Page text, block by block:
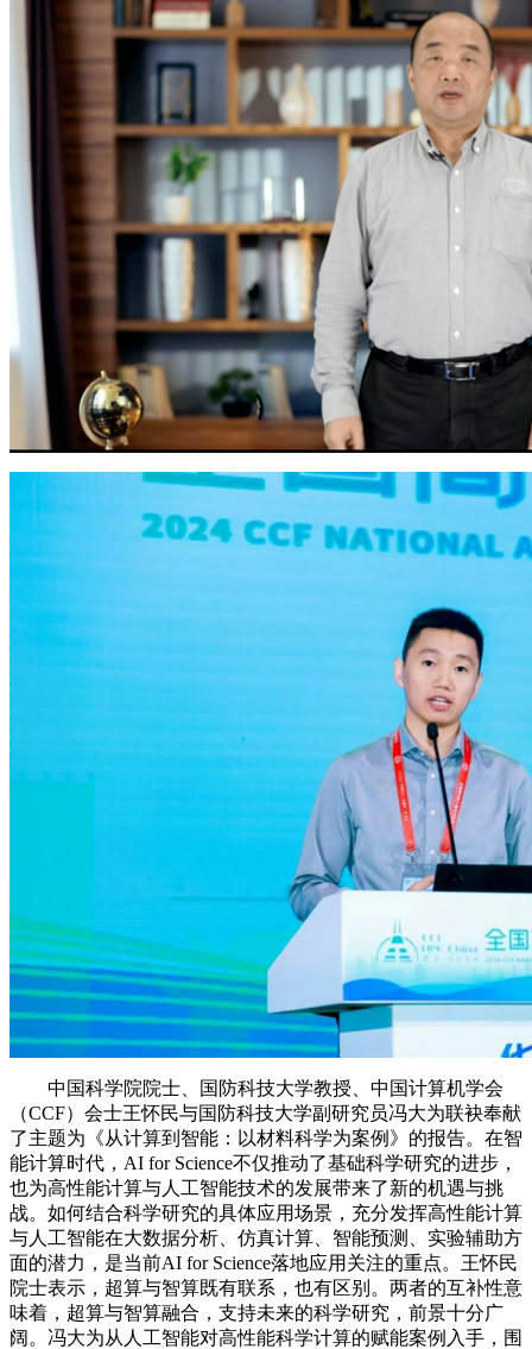
中国科学院院士、国防科技大学教授、中国计算机学会
（CCF）会士王怀民与国防科技大学副研究员冯大为联袂奉献
了主题为《从计算到智能：以材料科学为案例》的报告。在智
能计算时代，AI for Science不仅推动了基础科学研究的进步，
也为高性能计算与人工智能技术的发展带来了新的机遇与挑
战。如何结合科学研究的具体应用场景，充分发挥高性能计算
与人工智能在大数据分析、仿真计算、智能预测、实验辅助方
面的潜力，是当前AI for Science落地应用关注的重点。王怀民
院士表示，超算与智算既有联系，也有区别。两者的互补性意
味着，超算与智算融合，支持未来的科学研究，前景十分广
阔。冯大为从人工智能对高性能科学计算的赋能案例入手，围